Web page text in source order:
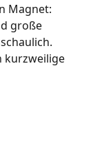
Magnet:
große
kurzweilige